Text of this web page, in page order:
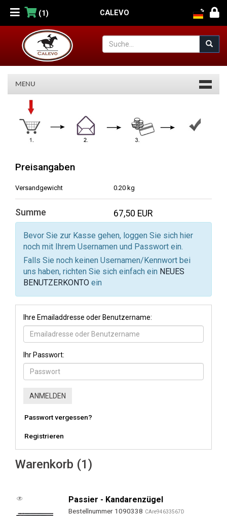
(1) CALEVO
MENU
Warenkorb
Preisangaben
Versandgewicht 0.20 kg
Summe 67,50 EUR
Bevor Sie zur Kasse gehen, loggen Sie sich hier
noch mit Ihrem Usernamen und Passwort ein.
Falls Sie noch keinen Usernamen/Kennwort bei
uns haben, richten Sie sich einfach ein NEUES
BENUTZERKONTO ein
Ihre Emailaddresse oder Benutzername:
Ihr Passwort:
Passwort vergessen?
Registrieren
Warenkorb (1)
Passier - Kandarenzügel
Bestellnummer 1090338 CAre94633567D